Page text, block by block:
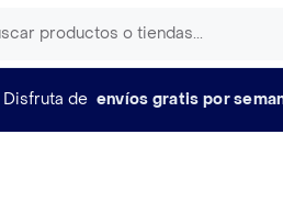
Disfruta de envíos gratis por